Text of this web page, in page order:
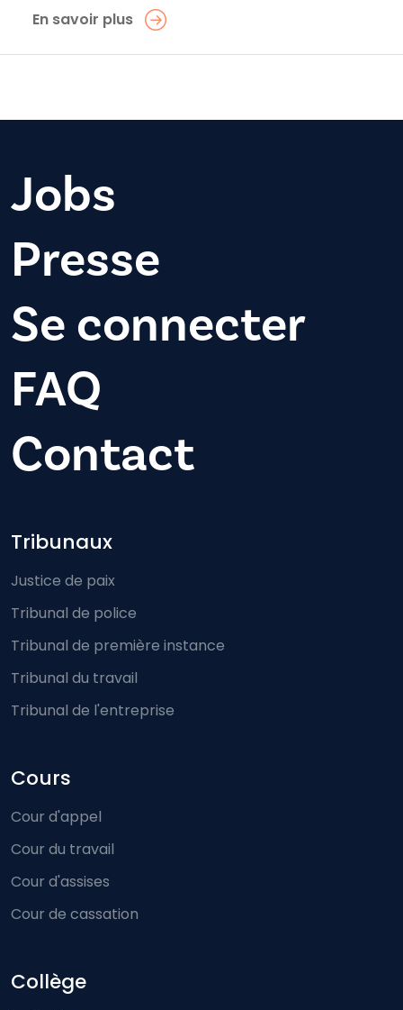
En savoir plus
Jobs
Presse
Se connecter
FAQ
Contact
Footer-menu
Tribunaux
Justice de paix
Tribunal de police
Tribunal de première instance
Tribunal du travail
Tribunal de l'entreprise
Cours
Cour d'appel
Cour du travail
Cour d'assises
Cour de cassation
Collège